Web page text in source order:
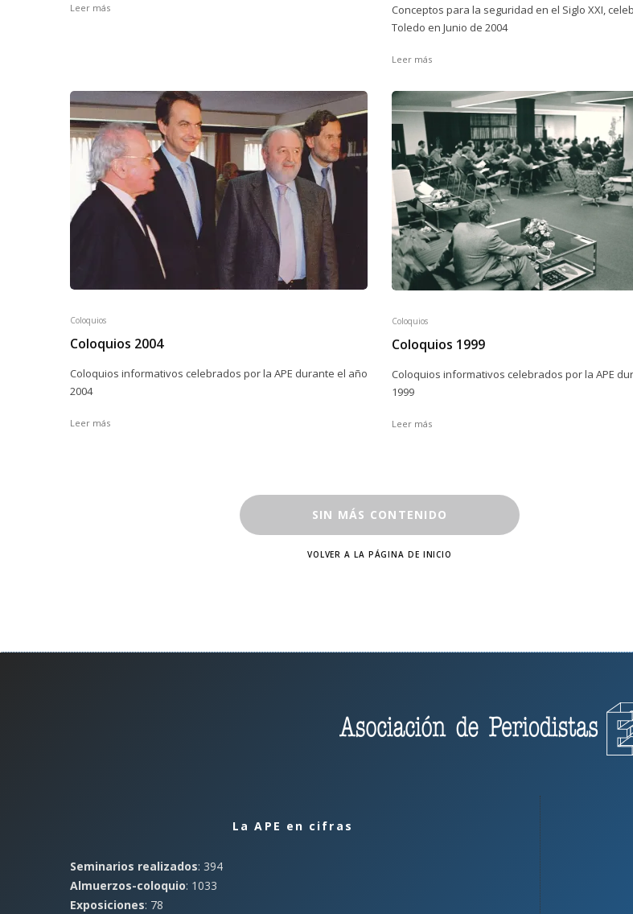
Leer más
Conceptos para la seguridad en el Siglo XXI,
Toledo en Junio de 2004
Leer más
Coloquios
Coloquios 2004
Coloquios informativos celebrados por la APE durante el año
2004
Leer más
Coloquios
Coloquios 1999
Coloquios informativos celebrados por la APE
1999
Leer más
SIN MÁS CONTENIDO
VOLVER A LA PÁGINA DE INICIO
La APE en cifras
Seminarios realizados: 394
Almuerzos-coloquio: 1033
Exposiciones: 78